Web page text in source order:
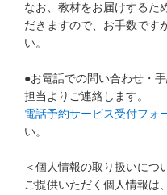
カテゴリーから探す
他の講座のよくある質問
進研ゼミ 小学講座
なお、教材をお届けするた
だきますので、お手数です
い。
●お電話での問い合わせ・手
担当よりご連絡します。
電話予約サービス受付フォ
い。
＜個人情報の取り扱いにつ
ご提供いただく個人情報は